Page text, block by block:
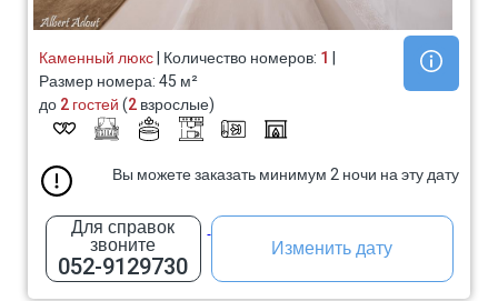
Каменный люкс| Количество номеров: 1 |
Размер номера: 45 м²
до2 гостей(2взрослые)
Вы можете заказать минимум 2 ночи на эту дату
Для справок
звоните
052-9129730
Изменить дату